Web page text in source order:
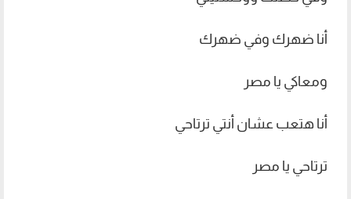
أنا ضهرك وفي ضهرك
ومعاكي يا مصر
أنا هتعب عشان أنتي ترتاحي
ترتاحي يا مصر